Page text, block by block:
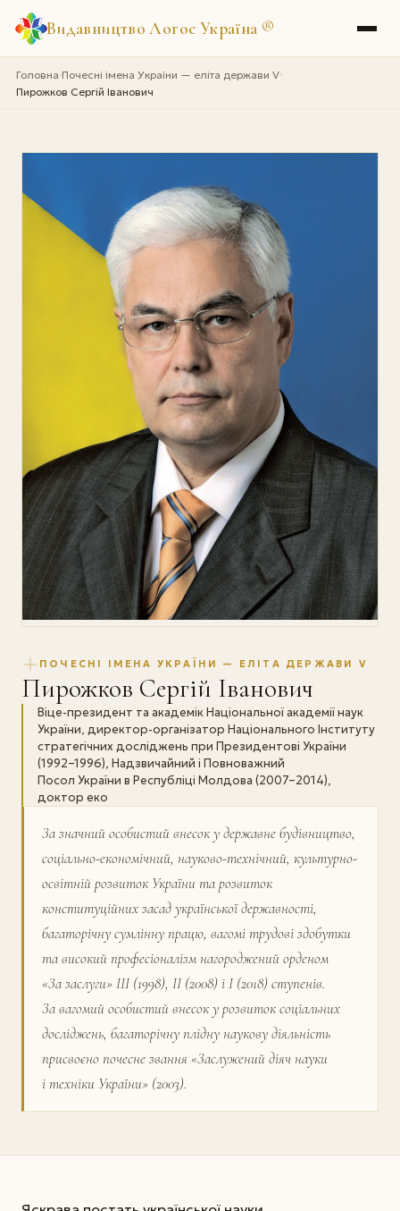
Видавництво Логос Україна ®
Головна›Почесні імена України — еліта держави V›
Пирожков Сергій Іванович
ПОЧЕСНІ ІМЕНА УКРАЇНИ — ЕЛІТА ДЕРЖАВИ V
Пирожков Сергій Іванович
Віце-президент та академік Національної академії наук
України, директор-організатор Національного Інституту
стратегічних досліджень при Президентові України
(1992–1996), Надзвичайний і Повноважний
Посол України в Республіці Молдова (2007–2014),
доктор еко
За значний особистий внесок у державне будівництво,
соціально-економічний, науково-технічний, культурно-
освітній розвиток України та розвиток
конституційних засад української державності,
багаторічну сумлінну працю, вагомі трудові здобутки
та високий професіоналізм нагороджений орденом
«За заслуги» ІІІ (1998), ІІ (2008) і І (2018) ступенів.
За вагомий особистий внесок у розвиток соціальних
досліджень, багаторічну плідну наукову діяльність
присвоєно почесне звання «­Заслужений діяч науки
і техніки України» (2003).